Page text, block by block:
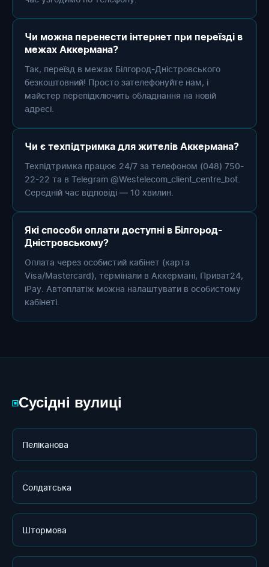
Чи можна перенести інтернет при переїзді в
межах Аккермана?
Так, переїзд в межах Білгород-Дністровського
безкоштовний! Просто зателефонуйте нам, і
майстер перепідключить обладнання на новій
адресі.
Чи є техпідтримка для жителів Аккермана?
Техпідтримка працює 24/7 за телефоном (048) 750-
22-22 та в Telegram @Westelecom_client_centre_bot.
Середній час відповіді — 10 хвилин.
Які способи оплати доступні в Білгород-
Дністровському?
Оплата через особистий кабінет (карта
Visa/Mastercard), термінали в Аккермані, Приват24,
iPay. Автоплатіж можна налаштувати в особистому
кабінеті.
▣Сусідні вулиці
Пеліканова
Солдатська
Штормова